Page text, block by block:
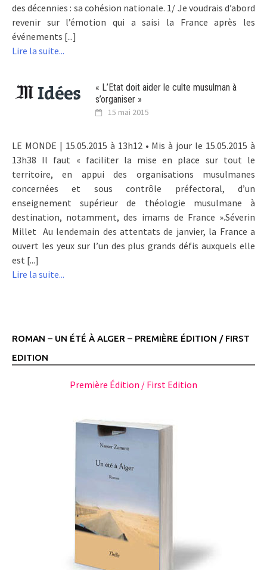
des décennies : sa cohésion nationale. 1/ Je voudrais d’abord
revenir sur l’émotion qui a saisi la France après les
événements [...]
Lire la suite...
« L’Etat doit aider le culte musulman à
s’organiser »
15 mai 2015
LE MONDE | 15.05.2015 à 13h12 • Mis à jour le 15.05.2015 à
13h38 Il faut « faciliter la mise en place sur tout le
territoire, en appui des organisations musulmanes
concernées et sous contrôle préfectoral, d’un
enseignement supérieur de théologie musulmane à
destination, notamment, des imams de France ».Séverin
Millet Au lendemain des attentats de janvier, la France a
ouvert les yeux sur l’un des plus grands défis auxquels elle
est [...]
Lire la suite...
ROMAN – UN ÉTÉ À ALGER – PREMIÈRE ÉDITION / FIRST
EDITION
Première Édition / First Edition